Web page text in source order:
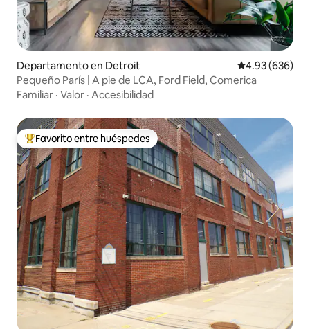
Departamento en Detroit Calificación
4.93 (636)
Pequeño París | A pie de LCA, Ford Field, Comerica
Familiar · Valor · Accesibilidad
De los mejores en Favorito entre huéspedes
Favorito entre huéspedes